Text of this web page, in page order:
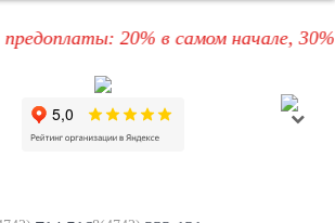
20% в самом начале, 30%